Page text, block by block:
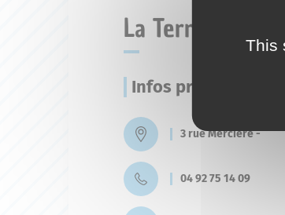
La Terraio
Infos pratiques
3 rue Mercière -
04 92 75 14 09
This